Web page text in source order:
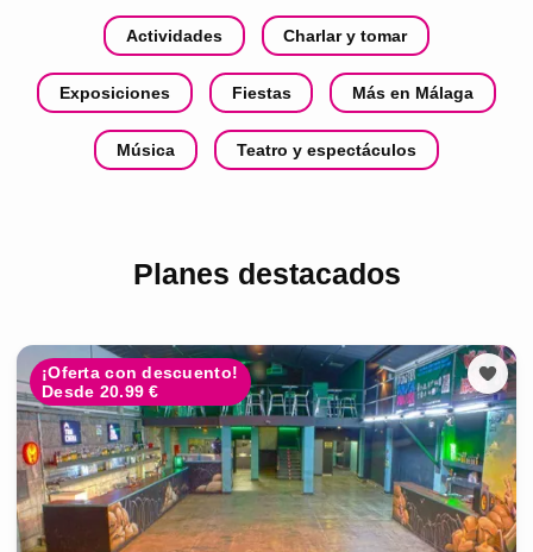
Actividades Charlar y tomar
Exposiciones Fiestas Más en Málaga
Música Teatro y espectáculos
Planes destacados
¡Oferta con descuento!
Desde 20.99 €